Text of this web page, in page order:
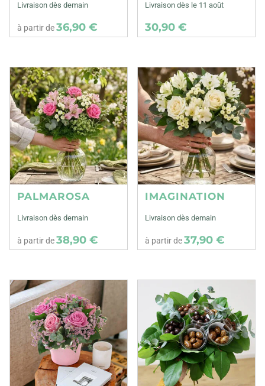
Livraison dès demain
à partir de36,90 €
Livraison dès le 11 août
30,90 €
PALMAROSA
Livraison dès demain
à partir de38,90 €
IMAGINATION
Livraison dès demain
à partir de37,90 €